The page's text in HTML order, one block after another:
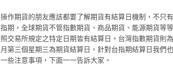
操作期貨的朋友應該都要了解期貨有結算日機制，不只
指期，全球期貨不管指數期貨、商品期貨、能源期貨等
照交易所規定之特定日期皆有結算日。台灣指數期貨則
月第三個星期三為期貨結算日，針對台指期結算日我們
一些注意事項，下面一一告訴大家。